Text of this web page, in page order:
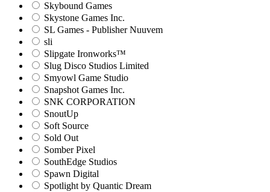
Skybound Games
Skystone Games Inc.
SL Games - Publisher Nuuvem
sli
Slipgate Ironworks™
Slug Disco Studios Limited
Smyowl Game Studio
Snapshot Games Inc.
SNK CORPORATION
SnoutUp
Soft Source
Sold Out
Somber Pixel
SouthEdge Studios
Spawn Digital
Spotlight by Quantic Dream